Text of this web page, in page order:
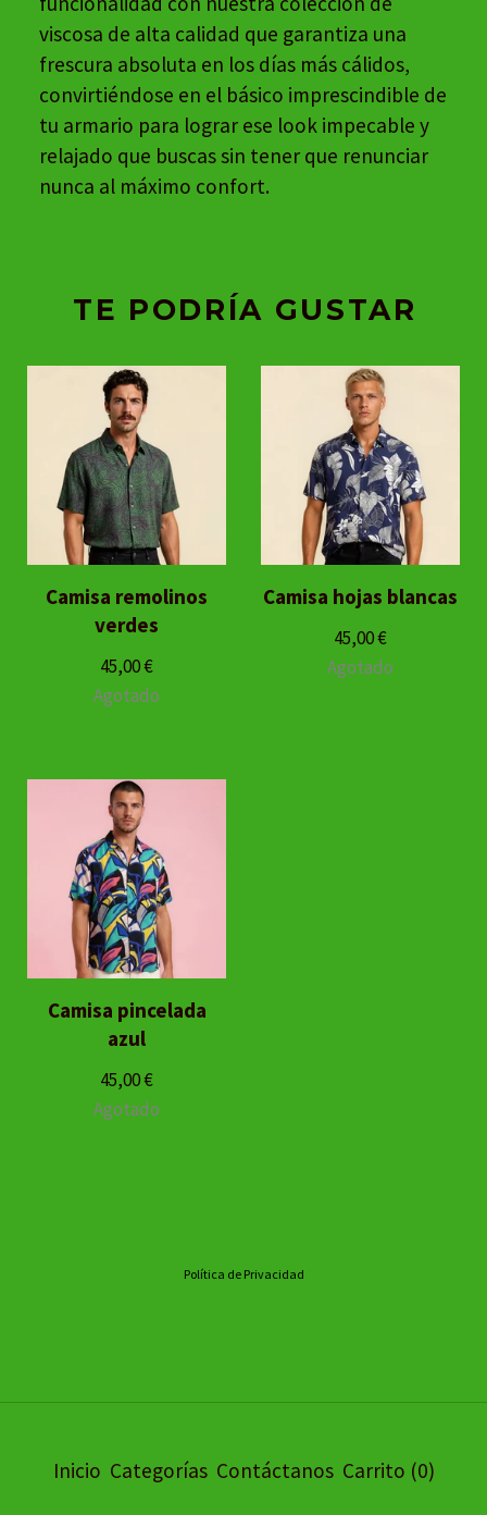
viscosa de alta calidad que garantiza una
frescura absoluta en los días más cálidos,
convirtiéndose en el básico imprescindible de
tu armario para lograr ese look impecable y
relajado que buscas sin tener que renunciar
nunca al máximo confort.
TE PODRÍA GUSTAR
Camisa remolinos
verdes
45,00€
Agotado
Camisa hojas blancas
45,00€
Agotado
Camisa pincelada
azul
45,00€
Agotado
Política de Privacidad
Inicio Categorías Contáctanos Carrito (0)